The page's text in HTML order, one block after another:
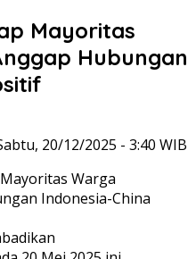
Mayoritas
Hubungan
20/12/2025 - 3:40 WIB